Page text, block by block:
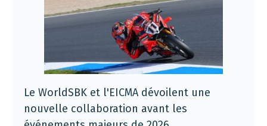
Le WorldSBK et l'EICMA dévoilent une
nouvelle collaboration avant les